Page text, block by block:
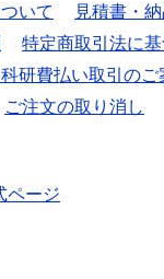
いて
見積書・
特定商取引法に
研費払い取引のご
ご注文の取り消し
ページ